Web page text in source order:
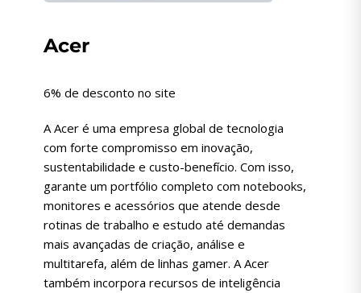
Acer
6% de desconto no site
A Acer é uma empresa global de tecnologia
com forte compromisso em inovação,
sustentabilidade e custo-benefício. Com isso,
garante um portfólio completo com notebooks,
monitores e acessórios que atende desde
rotinas de trabalho e estudo até demandas
mais avançadas de criação, análise e
multitarefa, além de linhas gamer. A Acer
também incorpora recursos de inteligência